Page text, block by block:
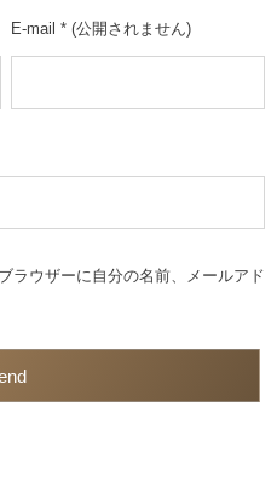
E-mail * (公開されません)
ラウザーに自分の名前、メールアド